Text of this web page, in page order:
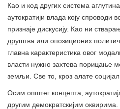
Као и код других система
аутократији влада коју спроводи
признаје дискусију. Као ни
друштва или опозиционих
главна карактеристика овог
власти нужно захтева порицање
земљи. Све то, кроз алате
Осим општег концепта,
другим демократскијим